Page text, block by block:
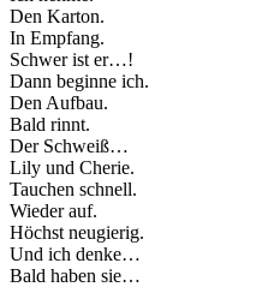
Den Karton.
In Empfang.
Schwer ist er…!
Dann beginne ich.
Den Aufbau.
Bald rinnt.
Der Schweiß…
Lily und Cherie.
Tauchen schnell.
Wieder auf.
Höchst neugierig.
Und ich denke…
Bald haben sie…